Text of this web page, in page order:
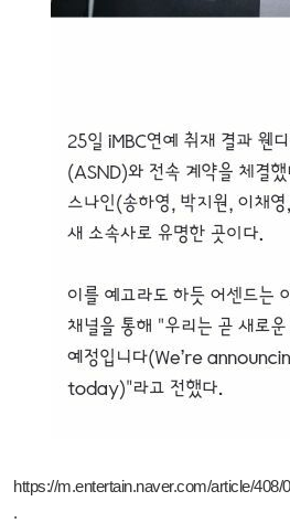
https://m.entertain.naver.com/article/408/
.